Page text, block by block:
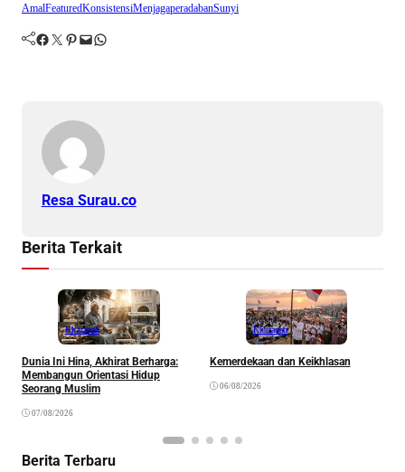
AmalFeaturedKonsistensiMenjagaperadabanSunyi
Facebook Twitter Pinterest Mail WhatsApp
Resa Surau.co
Berita Terkait
Khazanah
Dunia Ini Hina, Akhirat Berharga:
Membangun Orientasi Hidup
Seorang Muslim
07/08/2026
Khazanah
Kemerdekaan dan Keikhlasan
06/08/2026
Berita Terbaru